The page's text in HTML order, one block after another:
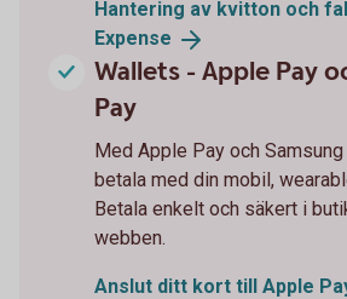
Hantering av kvitton och
Expense
Wallets - Apple Pay
Pay
Med Apple Pay och Samsung
betala med din mobil,
Betala enkelt och säkert i
webben.
Anslut ditt kort till Apple